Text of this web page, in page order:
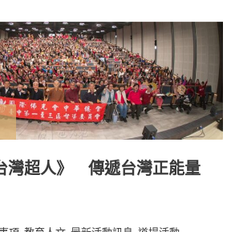
m n
k
灣超人》 傳遞台灣正能量